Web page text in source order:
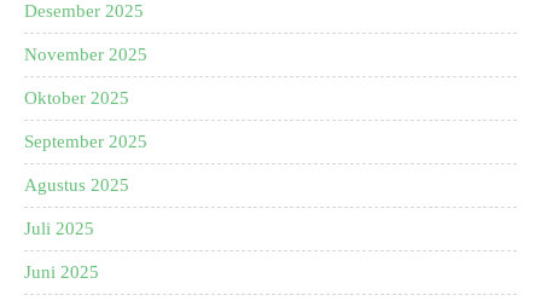
Desember 2025
November 2025
Oktober 2025
September 2025
Agustus 2025
Juli 2025
Juni 2025